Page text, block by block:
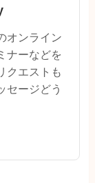
オンライン
ナーなどを
クエストも
セージどう